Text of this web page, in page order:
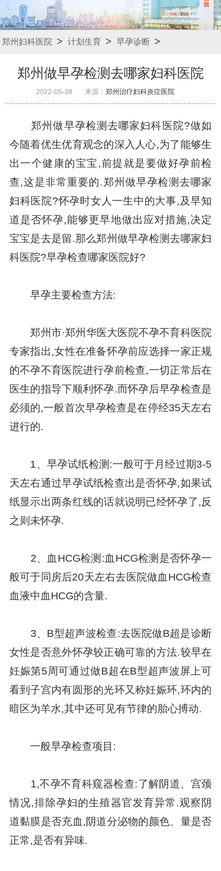
郑州妇科医院 > 计划生育 > 早孕诊断 >
郑州做早孕检测去哪家妇科医院
2022-05-28 来源： 郑州治疗妇科炎症医院
郑州做早孕检测去哪家妇科医院?做如
今随着优生优育观念的深入人心,为了能够生
出一个健康的宝宝,前提就是要做好孕前检
查,这是非常重要的.郑州做早孕检测去哪家
妇科医院?怀孕时女人一生中的大事,及早知
道是否怀孕,能够更早地做出应对措施,决定
宝宝是去是留.那么郑州做早孕检测去哪家妇
科医院?早孕检查哪家医院好?
早孕主要检查方法:
郑州市·郑州华医大医院不孕不育科医院
专家指出,女性在准备怀孕前应选择一家正规
的不孕不育医院进行孕前检查,一切正常后在
医生的指导下顺利怀孕.而怀孕后早孕检查是
必须的,一般首次早孕检查是在停经35天左右
进行的.
1、早孕试纸检测:一般可于月经过期3-5
天左右通过早孕试纸检查出是否怀孕,如果试
纸显示出两条红线的话就说明已经怀孕了,反
之则未怀孕.
2、血HCG检测:血HCG检测是否怀孕一
般可于同房后20天左右去医院做血HCG检查
血液中血HCG的含量.
3、B型超声波检查:去医院做B超是诊断
女性是否意外怀孕较正确可靠的方法.较早在
妊娠第5周可通过做B超在B型超声波屏上可
看到子宫内有圆形的光环又称妊娠环,环内的
暗区为羊水,其中还可见有节律的胎心搏动.
一般早孕检查项目:
1,不孕不育科窥器检查:了解阴道、宫颈
情况,排除孕妇的生殖器官发育异常.观察阴
道黏膜是否充血,阴道分泌物的颜色、量是否
正常,是否有异味.